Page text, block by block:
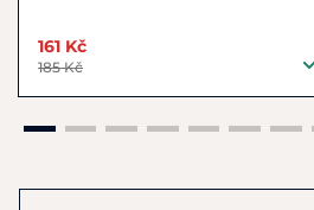
161 Kč
185 Kč